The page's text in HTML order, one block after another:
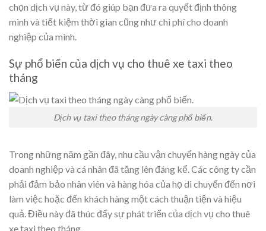
chọn dịch vụ này, từ đó giúp bạn đưa ra quyết định thông
minh và tiết kiệm thời gian cũng như chi phí cho doanh
nghiệp của mình.
Sự phổ biến của dịch vụ cho thuê xe taxi theo
tháng
Dịch vụ taxi theo tháng ngày càng phổ biến.
Trong những năm gần đây, nhu cầu vận chuyển hàng ngày của
doanh nghiệp và cá nhân đã tăng lên đáng kể. Các công ty cần
phải đảm bảo nhân viên và hàng hóa của họ di chuyển đến nơi
làm việc hoặc đến khách hàng một cách thuận tiện và hiệu
quả. Điều này đã thúc đẩy sự phát triển của dịch vụ cho thuê
xe taxi theo tháng.